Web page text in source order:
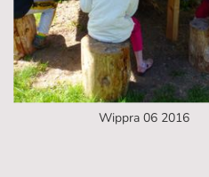
Wippra 06 2016